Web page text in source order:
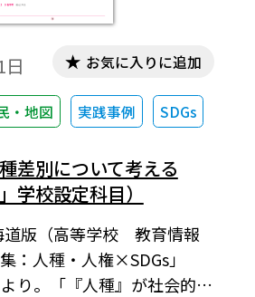
・地図 実践事例 SDGs
お気に入りに追加
差別について考える
学校設定科目）
道版（高等学校 教育情報
人種・人権×SDGs」
より。「『人種』が社会的に